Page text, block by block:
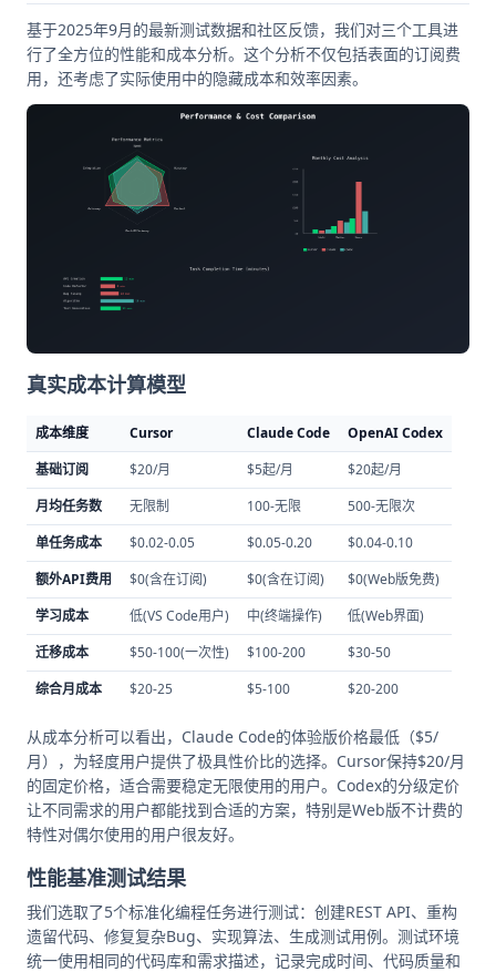
基于2025年9月的最新测试数据和社区反馈，我们对三个工具进
行了全方位的性能和成本分析。这个分析不仅包括表面的订阅费
用，还考虑了实际使用中的隐藏成本和效率因素。
真实成本计算模型
成本维度 Cursor Claude Code
OpenAI Codex
基础订阅
$20/月 $5起/月
$20起/月
月均任务数
无限制 100-无限
500-无限次
单任务成本
$0.02-0.05 $0.05-0.20
$0.04-0.10
额外API费用
$0(含在订阅) $0(含在订阅)
$0(Web版免费)
学习成本
低(VS Code用户) 中(终端操作)
低(Web界面)
迁移成本
$50-100(一次性) $100-200
$30-50
综合月成本
$20-25 $5-100 $20-200
从成本分析可以看出，Claude Code的体验版价格最低（$5/
月），为轻度用户提供了极具性价比的选择。Cursor保持$20/月
的固定价格，适合需要稳定无限使用的用户。Codex的分级定价
让不同需求的用户都能找到合适的方案，特别是Web版不计费的
特性对偶尔使用的用户很友好。
性能基准测试结果
我们选取了5个标准化编程任务进行测试：创建REST API、重构
遗留代码、修复复杂Bug、实现算法、生成测试用例。测试环境
统一使用相同的代码库和需求描述，记录完成时间、代码质量和